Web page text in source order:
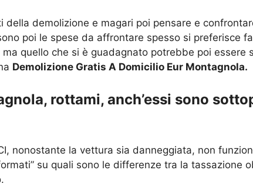
demolizione e magari poi pensare e
poi le spese da affrontare spesso si preferisce
quello che si è guadagnato potrebbe poi essere
Demolizione Gratis A Domicilio Eur Montagnola.
rottami, anch’essi sono
nonostante la vettura sia danneggiata, non
su quali sono le differenze tra la tassazione